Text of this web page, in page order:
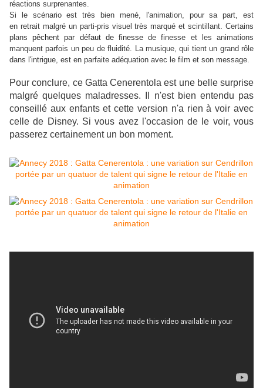
réactions surprenantes.
Si le scénario est très bien mené, l'animation, pour sa part, est
en retrait malgré un parti-pris visuel très marqué et scintillant.Certains
planspêchent par défaut de finesse de finesse et les animations
manquentparfois un peu de fluidité. La musique, qui tient un grand rôle
dans l'intrigue, est en parfaite adéquation avec le film et son message.
Pour conclure, ce Gatta Cenerentola est une belle surprise
malgréquelques maladresses. Il n'est bien entendu pas
conseillé aux enfants et cette version n'a rien à voir avec
celle de Disney. Si vous avez l'occasion de le voir, vous
passerez certainement un bon moment.